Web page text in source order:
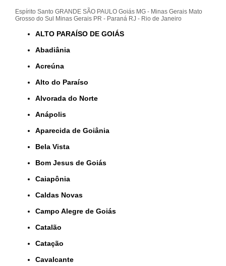
Espírito Santo GRANDE SÃO PAULO Goiás MG - Minas Gerais Mato
Grosso do Sul Minas Gerais PR - Paraná RJ - Rio de Janeiro
ALTO PARAÍSO DE GOIÁS
Abadiânia
Acreúna
Alto do Paraíso
Alvorada do Norte
Anápolis
Aparecida de Goiânia
Bela Vista
Bom Jesus de Goiás
Caiapônia
Caldas Novas
Campo Alegre de Goiás
Catalão
Catação
Cavalcante